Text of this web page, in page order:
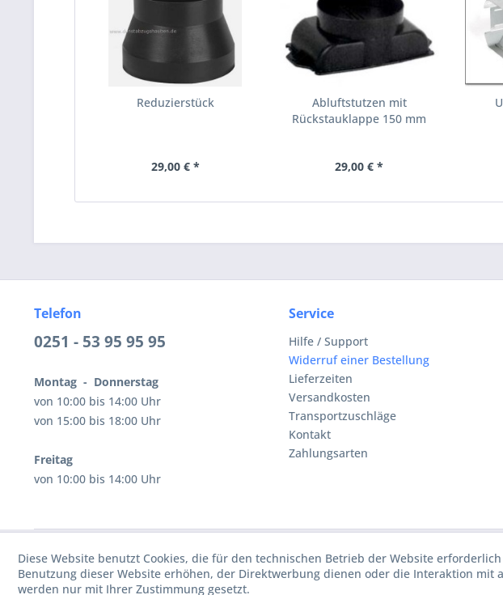
Reduzierstück
29,00 € *
Abluftstutzen mit
Rückstauklappe 150 mm
29,00 € *
Telefon
0251 - 53 95 95 95
Montag - Donnerstag
von 10:00 bis 14:00 Uhr
von 15:00 bis 18:00 Uhr
Freitag
von 10:00 bis 14:00 Uhr
Service
Hilfe / Support
Widerruf einer Bestellung
Lieferzeiten
Versandkosten
Transportzuschläge
Kontakt
Zahlungsarten
Diese Website benutzt Cookies, die für den technischen Betrieb der Website
Benutzung dieser Website erhöhen, der Direktwerbung dienen oder die Interaktion mit
werden nur mit Ihrer Zustimmung gesetzt.